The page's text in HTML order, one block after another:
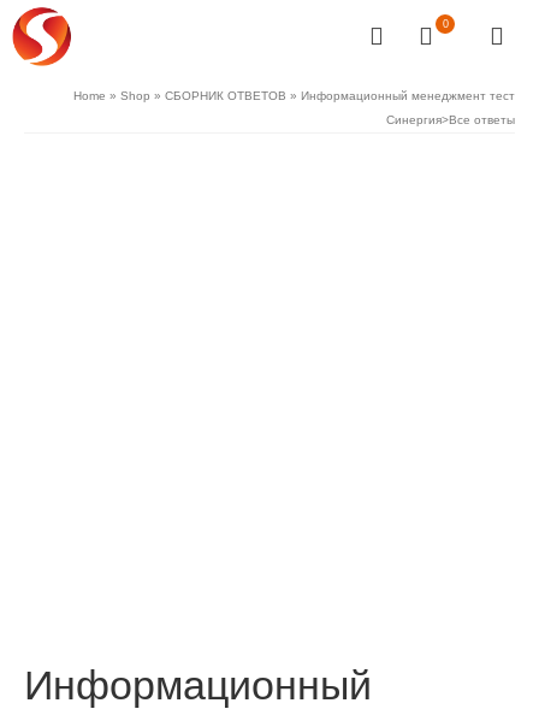
0
Home » Shop » СБОРНИК ОТВЕТОВ » Информационный менеджмент тест
Синергия>Все ответы
Информационный